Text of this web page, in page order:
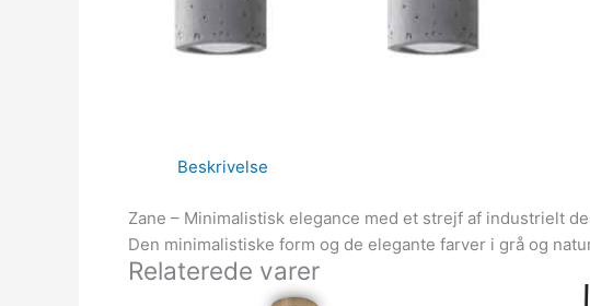
Beskrivelse
Zane – Minimalistisk elegance med et strejf af industrielt
Den minimalistiske form og de elegante farver i grå og
Relaterede varer